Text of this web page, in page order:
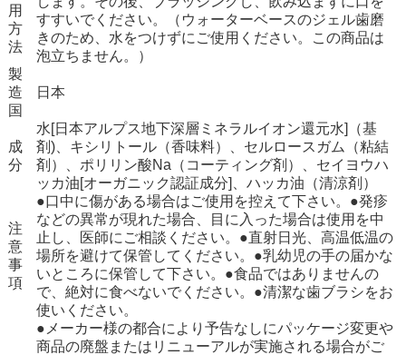
用
方
法
すすいでください。（ウォーターベースのジェル歯磨
きのため、水をつけずにご使用ください。この商品は
泡立ちません。）
製
造
国
日本
成
分
水[日本アルプス地下深層ミネラルイオン還元水]（基
剤)、キシリトール（香味料）、セルロースガム（粘結
剤）、ポリリン酸Na（コーティング剤）、セイヨウハ
ッカ油[オーガニック認証成分]、ハッカ油（清涼剤）
注
意
事
項
●口中に傷がある場合はご使用を控えて下さい。●発疹
などの異常が現れた場合、目に入った場合は使用を中
止し、医師にご相談ください。●直射日光、高温低温の
場所を避けて保管してください。●乳幼児の手の届かな
いところに保管して下さい。●食品ではありませんの
で、絶対に食べないでください。●清潔な歯ブラシをお
使いください。
●メーカー様の都合により予告なしにパッケージ変更や
商品の廃盤またはリニューアルが実施される場合がご